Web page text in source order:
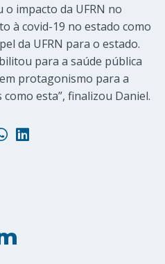
o impacto da UFRN no
à covid-19 no estado como
da UFRN para o estado.
para a saúde pública
protagonismo para a
esta”, finalizou Daniel.